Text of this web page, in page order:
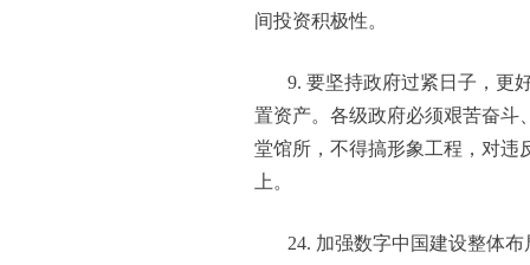
间投资积极性。
9. 要坚持政府过紧日子，更
置资产。各级政府必须艰苦奋斗
堂馆所，不得搞形象工程，对违
上。
24. 加强数字中国建设整体